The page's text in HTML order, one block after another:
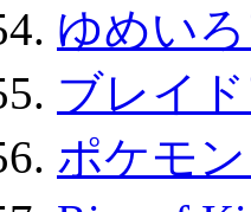
ゆめい
ブレイ
ポケモ